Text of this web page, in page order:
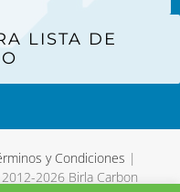
LISTA DE
y Condiciones |
2026 Birla Carbon